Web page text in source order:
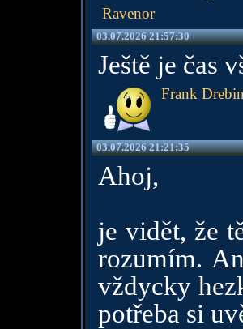
Ravenor
03.07.2026 21:57:30
Ještě je čas
Frank Drebin
03.07.2026 21:21:35
Ahoj,
je vidět, že
rozumím.
vždycky
potřeba si